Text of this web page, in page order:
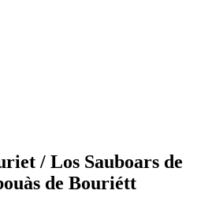
/ Los Sauboars de
de Bouriétt